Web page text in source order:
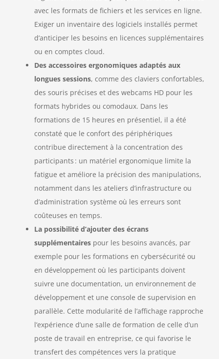
avec les formats de fichiers et les services en ligne.
Exiger un inventaire des logiciels installés permet
d’anticiper les besoins en licences supplémentaires
ou en comptes cloud.
Des accessoires ergonomiques adaptés aux
longues sessions, comme des claviers confortables,
des souris précises et des webcams HD pour les
formats hybrides ou comodaux. Dans les
formations de 15 heures en présentiel, il a été
constaté que le confort des périphériques
contribue directement à la concentration des
participants : un matériel ergonomique limite la
fatigue et améliore la précision des manipulations,
notamment dans les ateliers d’infrastructure ou
d’administration système où les erreurs sont
coûteuses en temps.
La possibilité d’ajouter des écrans
supplémentaires pour les besoins avancés, par
exemple pour les formations en cybersécurité ou
en développement où les participants doivent
suivre une documentation, un environnement de
développement et une console de supervision en
parallèle. Cette modularité de l’affichage rapproche
l’expérience d’une salle de formation de celle d’un
poste de travail en entreprise, ce qui favorise le
transfert des compétences vers la pratique